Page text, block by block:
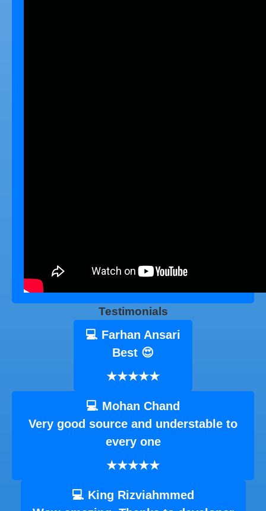
Testimonials
💻 Farhan Ansari
Best 😍
★★★★★
💻 Mohan Chand
Very good source and understable to
every one
★★★★★
💻 King Rizviahmmed